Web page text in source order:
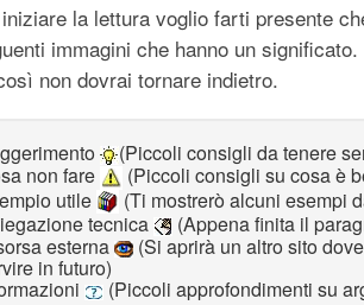
la lettura voglio farti presente
immagini che hanno un
non dovrai tornare indietro.
(Piccoli consigli da tenere
non fare
(Piccoli consigli su cosa è
utile
(Ti mostrerò alcuni esempi
tecnica
(Appena finita il
esterna
(Si aprirà un altro sito
in futuro)
(Piccoli approfondimenti su